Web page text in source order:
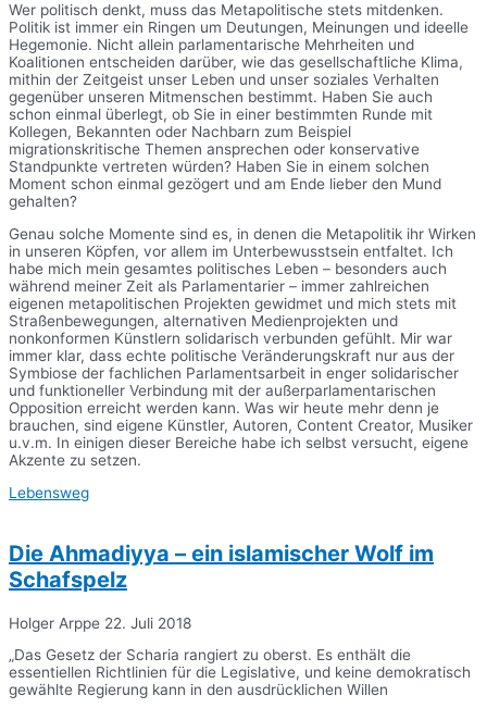
Wer politisch denkt, muss das Metapolitische stets mitdenken.
Politik ist immer ein Ringen um Deutungen, Meinungen und ideelle
Hegemonie. Nicht allein parlamentarische Mehrheiten und
Koalitionen entscheiden darüber, wie das gesellschaftliche Klima,
mithin der Zeitgeist unser Leben und unser soziales Verhalten
gegenüber unseren Mitmenschen bestimmt. Haben Sie auch
schon einmal überlegt, ob Sie in einer bestimmten Runde mit
Kollegen, Bekannten oder Nachbarn zum Beispiel
migrationskritische Themen ansprechen oder konservative
Standpunkte vertreten würden? Haben Sie in einem solchen
Moment schon einmal gezögert und am Ende lieber den Mund
gehalten?
Genau solche Momente sind es, in denen die Metapolitik ihr Wirken
in unseren Köpfen, vor allem im Unterbewusstsein entfaltet. Ich
habe mich mein gesamtes politisches Leben – besonders auch
während meiner Zeit als Parlamentarier – immer zahlreichen
eigenen metapolitischen Projekten gewidmet und mich stets mit
Straßenbewegungen, alternativen Medienprojekten und
nonkonformen Künstlern solidarisch verbunden gefühlt. Mir war
immer klar, dass echte politische Veränderungskraft nur aus der
Symbiose der fachlichen Parlamentsarbeit in enger solidarischer
und funktioneller Verbindung mit der außerparlamentarischen
Opposition erreicht werden kann. Was wir heute mehr denn je
brauchen, sind eigene Künstler, Autoren, Content Creator, Musiker
u.v.m. In einigen dieser Bereiche habe ich selbst versucht, eigene
Akzente zu setzen.
Lebensweg
Die Ahmadiyya – ein islamischer Wolf im
Schafspelz
Holger Arppe 22. Juli 2018
„Das Gesetz der Scharia rangiert zu oberst. Es enthält die
essentiellen Richtlinien für die Legislative, und keine demokratisch
gewählte Regierung kann in den ausdrücklichen Willen